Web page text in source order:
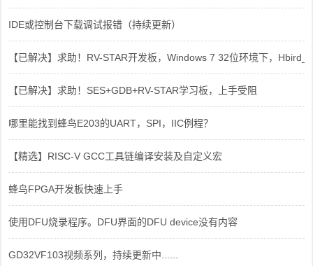
IDE或控制台下载调试报错（持续更新）
【已解决】求助！RV-STAR开发板，Windows 7 32位环境下，
【已解决】求助！SES+GDB+RV-STAR学习板，上手受阻
哪里能找到蜂鸟E203的UART，SPI，IIC例程？
【精选】RISC-V GCC工具链编译安装及自定义宏
蜂鸟FPGA开发板快速上手
使用DFU烧录程序。DFU界面的DFU device没有内容
GD32VF103视频系列，持续更新中......